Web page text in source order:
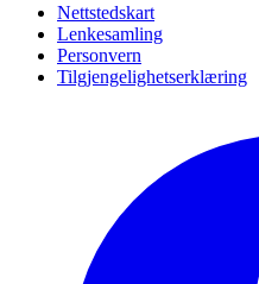
Nettstedskart
Lenkesamling
Personvern
Tilgjengelighetserklæring